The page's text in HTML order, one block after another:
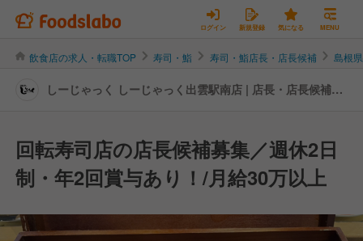
ログイン 新規登録 気になる MENU
飲食店の求人・転職TOP 寿司・鮨 寿司・鮨店長・店長候補 島根
しーじゃっく しーじゃっく出雲駅南店 | 店長・店長候補の
回転寿司店の店長候補募集／週休2日
制・年2回賞与あり！/月給30万以上